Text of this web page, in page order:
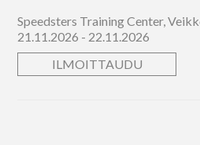
Speedsters Training Center,
21.11.2026 - 22.11.2026
ILMOITTAUDU